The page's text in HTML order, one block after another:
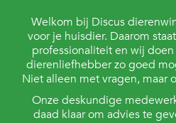
Welkom bij Discus
voor je huisdier. Daarom
professionaliteit en wij
dierenliefhebber zo goed
Niet alleen met vragen, maar
Onze deskundige
daad klaar om advies te